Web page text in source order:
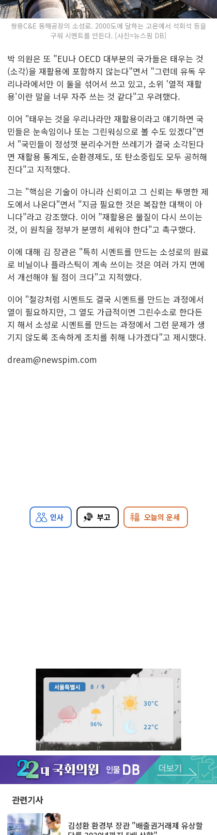
쌍용C&E 동해공장의 소성로. 2000도에 달하는 고온에서 석회석 등을
구워 시멘트를 만든다. [사진=뉴스핌 DB]
박 의원은 또 "EU나 OECD 대부분의 국가들은 태우는 것
(소각)을 재활용에 포함하지 않는다"면서 "그런데 유독 우
리나라에서만 이 둘을 섞어서 쓰고 있고, 소위 '열적 재활
용'이란 말을 너무 자주 쓰는 것 같다"고 우려했다.
이어 "태우는 것을 우리나라만 재활용이라고 얘기하면 국
민들은 눈속임이나 또는 그린워싱으로 볼 수도 있겠다"면
서 "국민들이 정성껏 분리수거한 쓰레기가 결국 소각된다
면 재활용 통계도, 순환경제도, 또 탄소중립도 모두 공허해
진다"고 지적했다.
그는 "핵심은 기술이 아니라 신뢰이고 그 신뢰는 투명한 제
도에서 나온다"면서 "지금 필요한 것은 복잡한 대책이 아
니다"라고 강조했다. 이어 "재활용은 물질이 다시 쓰이는
것, 이 원칙을 정부가 분명히 세워야 한다"고 촉구했다.
이에 대해 김 장관은 "특히 시멘트를 만드는 소성로의 원료
로 비닐이나 플라스틱이 계속 쓰이는 것은 여러 가지 면에
서 개선해야 될 점이 크다"고 지적했다.
이어 "철강처럼 시멘트도 결국 시멘트를 만드는 과정에서
열이 필요하지만, 그 열도 가급적이면 그린수소로 한다든
지 해서 소성로 시멘트를 만드는 과정에서 그런 문제가 생
기지 않도록 조속하게 조치를 취해 나가겠다"고 제시했다.
dream@newspim.com
인사 부고 오늘의 운세
Unmute
관련기사
김성환 환경부 장관 "배출권거래제 유상할